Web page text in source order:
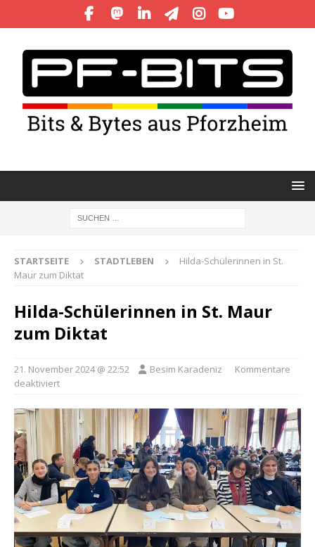
STARTSEITE STADTLEBEN
Hilda-Schülerinnen in St.
Maur zum Diktat
Hilda-Schülerinnen in St. Maur
zum Diktat
21. November 2024 @ 22:52 Besim Karadeniz
Kommentare
deaktiviert